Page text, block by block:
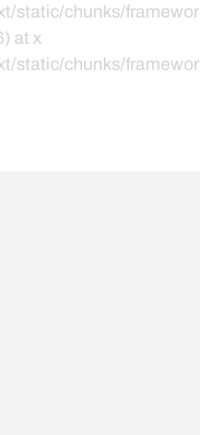
static/chunks/
at x
static/chunks/